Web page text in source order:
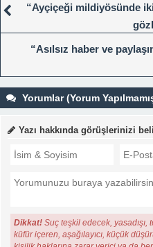
“Ayçiçeği mildiyösünde
“Asılsız haber ve
Yorumlar (Yorum
Yazı hakkında görüşlerinizi
Dikkat! Suç teşkil edecek, yasadışı,
küfür içeren, aşağılayıcı, küçük